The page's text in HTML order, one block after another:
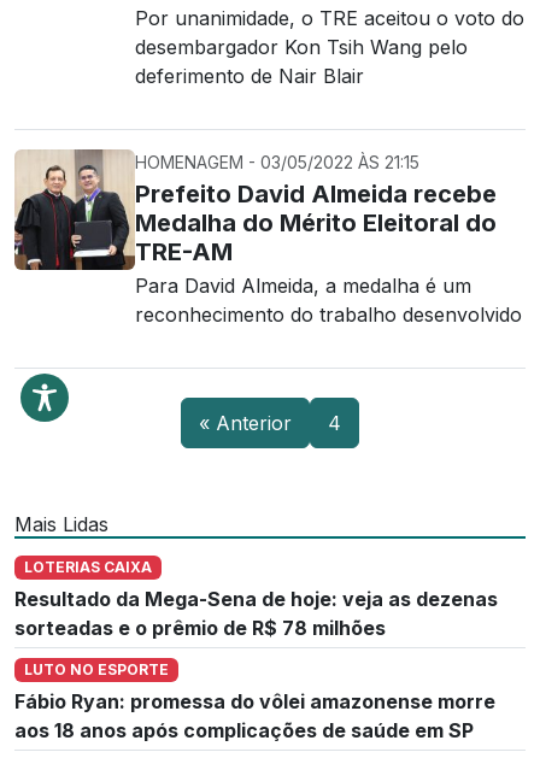
Por unanimidade, o TRE aceitou o voto do
desembargador Kon Tsih Wang pelo
deferimento de Nair Blair
HOMENAGEM - 03/05/2022 ÀS 21:15
Prefeito David Almeida recebe
Medalha do Mérito Eleitoral do
TRE-AM
Para David Almeida, a medalha é um
reconhecimento do trabalho desenvolvido
« Anterior 4
Mais Lidas
LOTERIAS CAIXA
Resultado da Mega-Sena de hoje: veja as dezenas
sorteadas e o prêmio de R$ 78 milhões
LUTO NO ESPORTE
Fábio Ryan: promessa do vôlei amazonense morre
aos 18 anos após complicações de saúde em SP